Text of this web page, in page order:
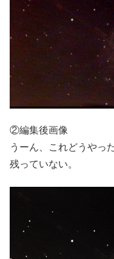
②編集後画像
うーん、これどうやっ
残っていない。